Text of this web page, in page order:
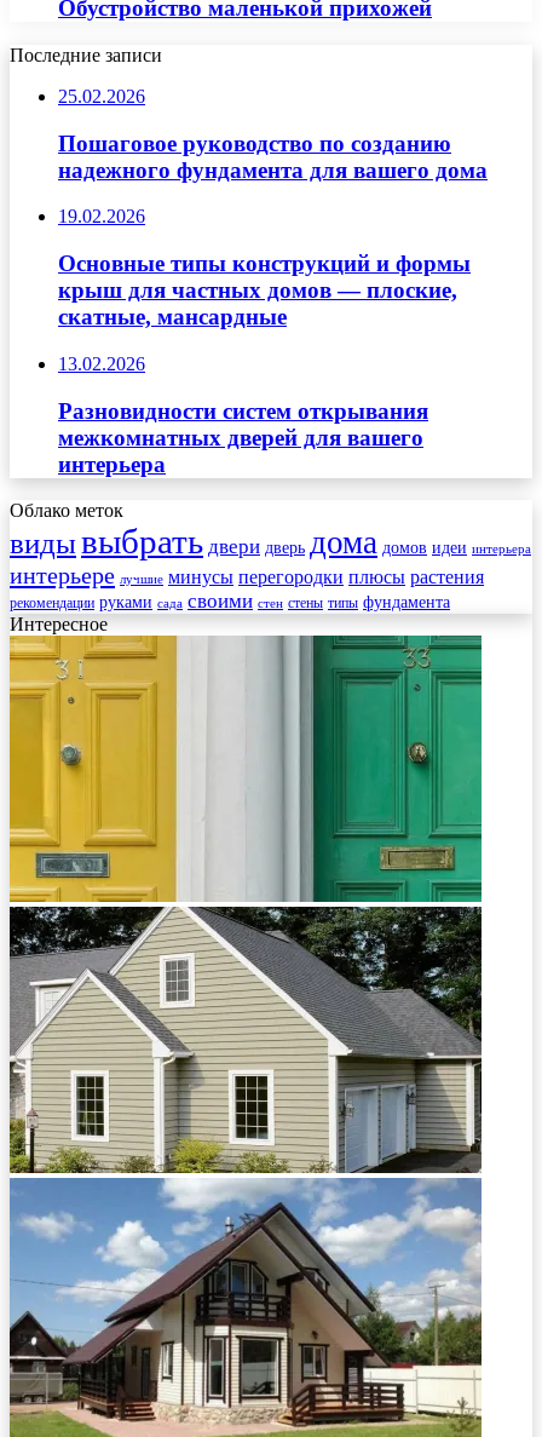
Обустройство маленькой прихожей
Последние записи
25.02.2026
Пошаговое руководство по созданию
надежного фундамента для вашего дома
19.02.2026
Основные типы конструкций и формы
крыш для частных домов — плоские,
скатные, мансардные
13.02.2026
Разновидности систем открывания
межкомнатных дверей для вашего
интерьера
Облако меток
видывыбрать двери дверь дома домов идеи интерьера
интерьере лучшие минусы перегородки плюсы растения
рекомендации руками сада своими стен стены типы фундамента
Интересное